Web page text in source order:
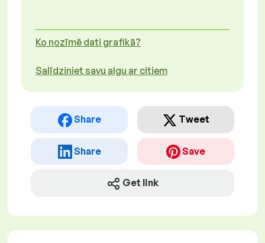
Ko nozīmē dati grafikā?
Salīdziniet savu algu ar citiem
Share Tweet
Share Save
Get link